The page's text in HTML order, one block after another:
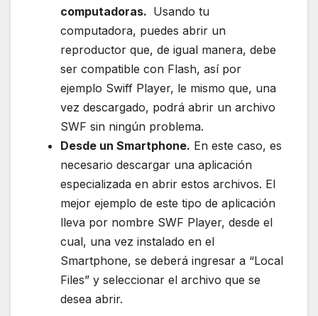
computadoras. Usando tu
computadora, puedes abrir un
reproductor que, de igual manera, debe
ser compatible con Flash, así por
ejemplo Swiff Player, le mismo que, una
vez descargado, podrá abrir un archivo
SWF sin ningún problema.
Desde un Smartphone. En este caso, es
necesario descargar una aplicación
especializada en abrir estos archivos. El
mejor ejemplo de este tipo de aplicación
lleva por nombre SWF Player, desde el
cual, una vez instalado en el
Smartphone, se deberá ingresar a “Local
Files” y seleccionar el archivo que se
desea abrir.